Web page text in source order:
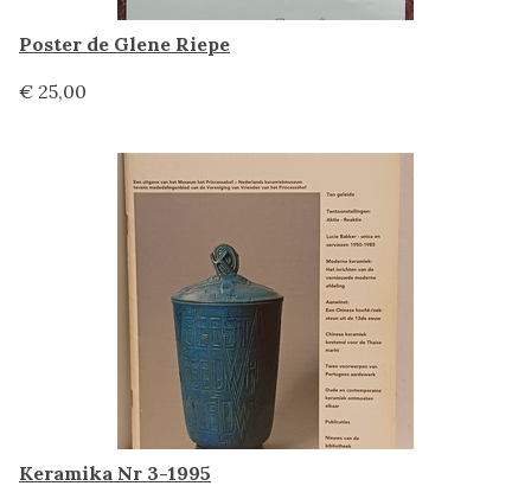
Poster de Glene Riepe
€ 25,00
Keramika Nr 3-1995